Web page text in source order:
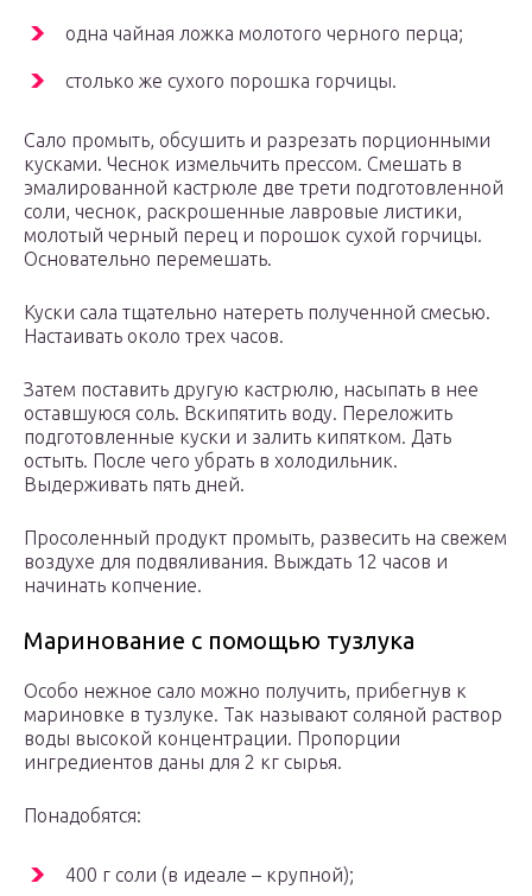
одна чайная ложка молотого черного перца;
столько же сухого порошка горчицы.
Сало промыть, обсушить и разрезать порционными
кусками. Чеснок измельчить прессом. Смешать в
эмалированной кастрюле две трети подготовленной
соли, чеснок, раскрошенные лавровые листики,
молотый черный перец и порошок сухой горчицы.
Основательно перемешать.
Куски сала тщательно натереть полученной смесью.
Настаивать около трех часов.
Затем поставить другую кастрюлю, насыпать в нее
оставшуюся соль. Вскипятить воду. Переложить
подготовленные куски и залить кипятком. Дать
остыть. После чего убрать в холодильник.
Выдерживать пять дней.
Просоленный продукт промыть, развесить на свежем
воздухе для подвяливания. Выждать 12 часов и
начинать копчение.
Маринование с помощью тузлука
Особо нежное сало можно получить, прибегнув к
мариновке в тузлуке. Так называют соляной раствор
воды высокой концентрации. Пропорции
ингредиентов даны для 2 кг сырья.
Понадобятся:
400 г соли (в идеале – крупной);